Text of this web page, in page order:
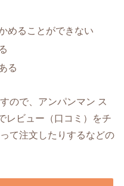
めることができない
る
ので、アンパンマン ス
レビュー（口コミ）をチ
て注文したりするなどの